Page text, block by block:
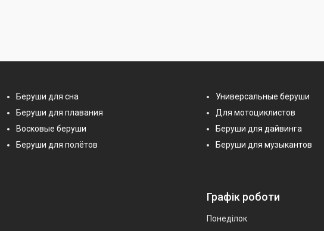
Беруши для сна
Беруши для плавания
Восковые беруши
Беруши для полётов
Универсальные беруши
Для мотоциклистов
Беруши для дайвинга
Беруши для музыкантов
Графік роботи
Понеділок